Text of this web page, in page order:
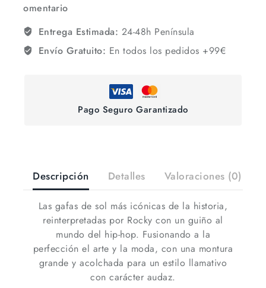
omentario
Entrega Estimada: 24-48h Península
Envío Gratuito: En todos los pedidos +99€
Pago Seguro Garantizado
Descripción Detalles Valoraciones (0)
Las gafas de sol más icónicas de la historia,
reinterpretadas por Rocky con un guiño al
mundo del hip-hop. Fusionando a la
perfección el arte y la moda, con una montura
grande y acolchada para un estilo llamativo
con carácter audaz.